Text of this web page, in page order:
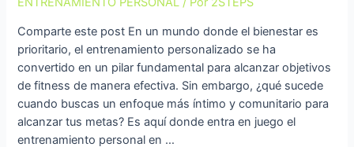
Comparte este post En un mundo donde el bienestar es
prioritario, el entrenamiento personalizado se ha
convertido en un pilar fundamental para alcanzar objetivos
de fitness de manera efectiva. Sin embargo, ¿qué sucede
cuando buscas un enfoque más íntimo y comunitario para
alcanzar tus metas? Es aquí donde entra en juego el
entrenamiento personal en …